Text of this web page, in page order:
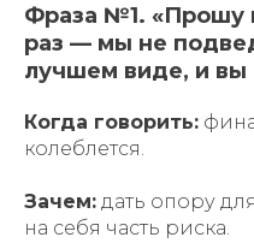
Фраза №1. «Прошу
раз — мы не
лучшем виде, и вы
Когда говорить:
колеблется.
Зачем: дать опору
на себя часть риска.